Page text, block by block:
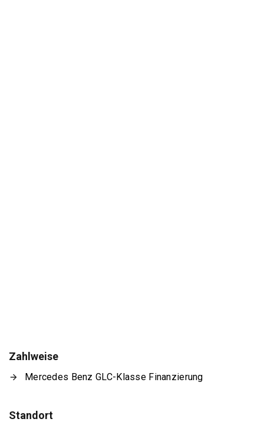
Zahlweise
Mercedes Benz GLC-Klasse Finanzierung
Standort